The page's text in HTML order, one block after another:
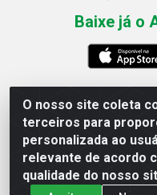
O nosso site coleta
terceiros para
personalizada ao
relevante de acordo
qualidade do nosso
Baixe já o
Esperança Nordeste -
Estância - Recife